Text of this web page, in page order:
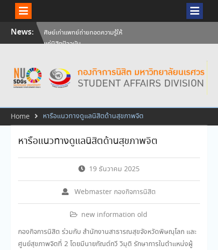
SkipNews:
ศิษย์เก่าแพทย์ถ่ายทอดความรู้ให้
แก่นิสิตปัจจุบัน
นเรศวร ครบรอบ 36 ปี 29
กรกฎาคม 2569
สัมภาษณ์นิสิตเพื่อพิจารณาเข้ารับ
ประจำปีการศึกษา 256
Home หารือแนวทางดูแลนิสิตด้านสุขภาพจิต
หารือแนวทางดูแลนิสิตด้านสุขภาพจิต
19 ธันวาคม 2025
Webmaster กองกิจการนิสิต
new information old
กองกิจการนิสิต ร่วมกับ สำนักงานสาธารณสุขจังหวัดพิษณุโลก และ
ศูนย์สุขภาพจิตที่ 2 โดยมีนายกัณต์กวี วิมุติ รักษาการในตำแหน่งผู้